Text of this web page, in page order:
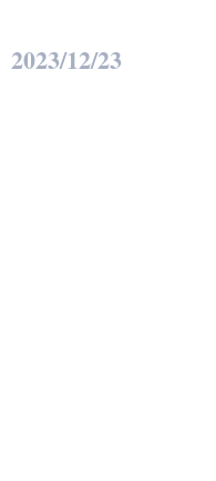
2023/12/23